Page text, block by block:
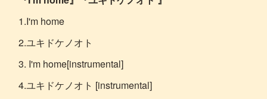
1.I'm home
2.ユキドケノオト
3. I'm home[instrumental]
4.ユキドケノオト [instrumental]